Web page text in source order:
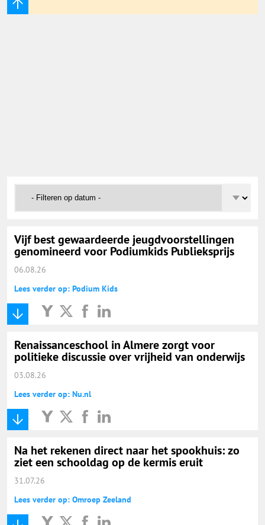
Vijf best gewaardeerde jeugdvoorstellingen
genomineerd voor Podiumkids Publieksprijs
06.08.26
Lees verder op: Podium Kids
Renaissanceschool in Almere zorgt voor
politieke discussie over vrijheid van onderwijs
03.08.26
Lees verder op: Nu.nl
Na het rekenen direct naar het spookhuis: zo
ziet een schooldag op de kermis eruit
31.07.26
Lees verder op: Omroep Zeeland